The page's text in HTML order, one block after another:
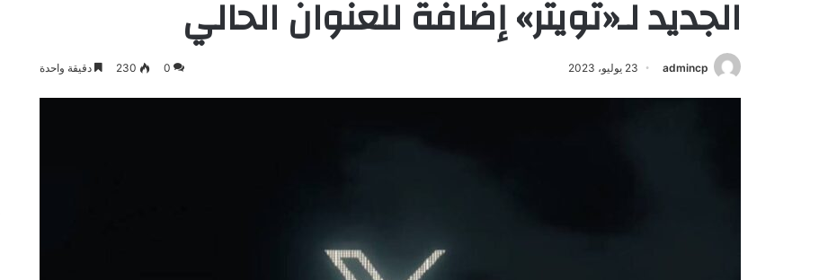
الجديد لـ«تويتر» إضافة للعنوان الحالي
admincp 23 يوليو، 2023 0
230 دقيقة واحدة